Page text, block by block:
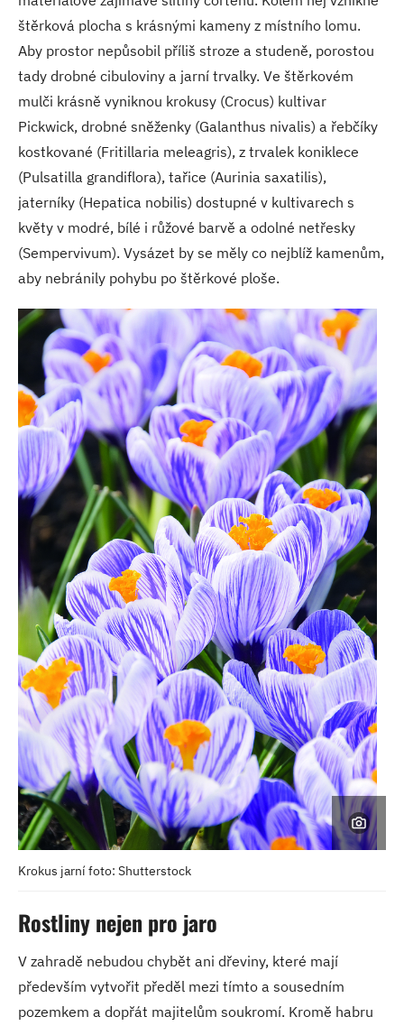
štěrková plocha s krásnými kameny z místního lomu.
Aby prostor nepůsobil příliš stroze a studeně, porostou
tady drobné cibuloviny a jarní trvalky. Ve štěrkovém
mulči krásně vyniknou krokusy (Crocus) kultivar
Pickwick, drobné sněženky (Galanthus nivalis) a řebčíky
kostkované (Fritillaria meleagris), z trvalek koniklece
(Pulsatilla grandiflora), tařice (Aurinia saxatilis),
jaterníky (Hepatica nobilis) dostupné v kultivarech s
květy v modré, bílé i růžové barvě a odolné netřesky
(Sempervivum). Vysázet by se měly co nejblíž kamenům,
aby nebránily pohybu po štěrkové ploše.
Krokus jarní foto: Shutterstock
Rostliny nejen pro jaro
V zahradě nebudou chybět ani dřeviny, které mají
především vytvořit předěl mezi tímto a sousedním
pozemkem a dopřát majitelům soukromí. Kromě habru